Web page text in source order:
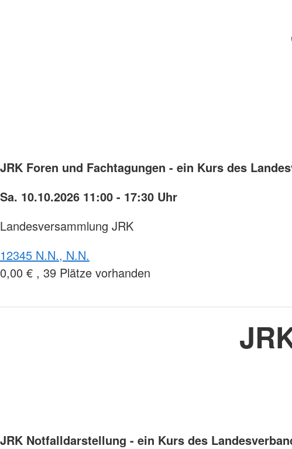
JRK Foren und Fachtagungen - ein Kurs des
Sa. 10.10.2026 11:00 - 17:30 Uhr
Landesversammlung JRK
12345 N.N., N.N.
0,00 € , 39 Plätze vorhanden
JRK Notfalldarstellung - ein Kurs des